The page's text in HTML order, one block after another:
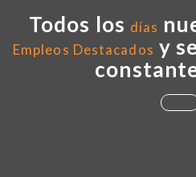
Todos los días
Empleos Destacados y